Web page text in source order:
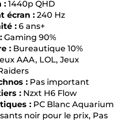
: 1440p QHD
écran : 240 Hz
: 6 ans+
Gaming 90%
: Bureautique 10%
AAA, LOL, Jeux
: Pas important
: Nzxt H6 Flow
: PC Blanc Aquarium
noir pour le prix, Pas